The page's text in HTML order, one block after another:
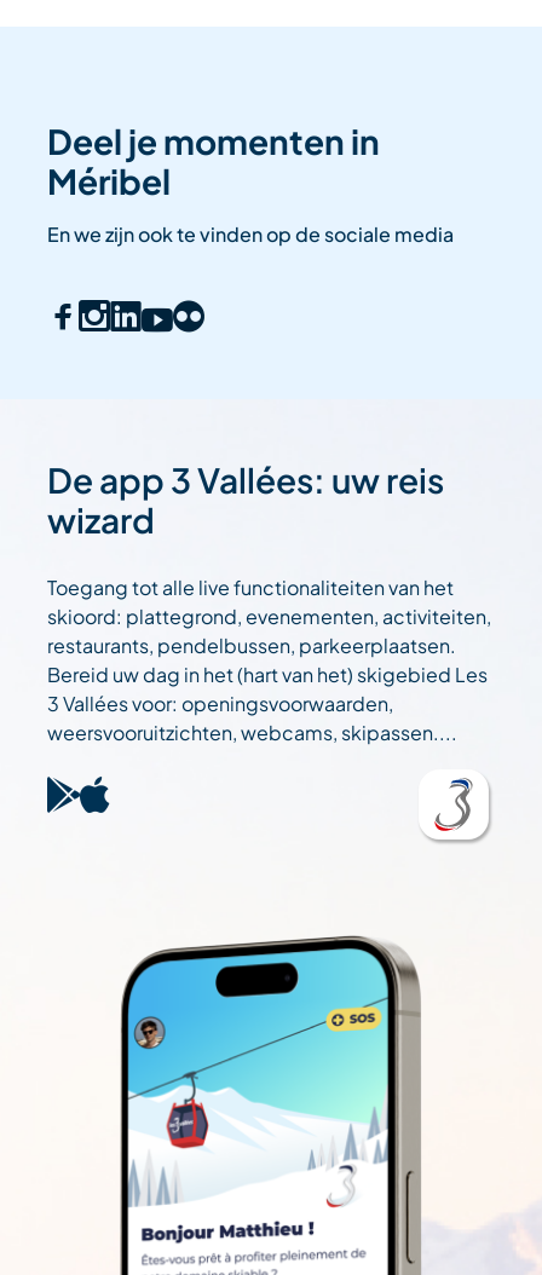
Deel je momenten in
Méribel
En we zijn ook te vinden op de sociale media
De app 3 Vallées: uw reis
wizard
Toegang tot alle live functionaliteiten van het
skioord: plattegrond, evenementen, activiteiten,
restaurants, pendelbussen, parkeerplaatsen.
Bereid uw dag in het (hart van het) skigebied Les
3 Vallées voor: openingsvoorwaarden,
weersvooruitzichten, webcams, skipassen....